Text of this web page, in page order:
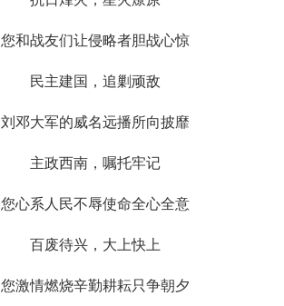
您和战友们让侵略者胆战心惊
民主建国，追剿顽敌
刘邓大军的威名远播所向披靡
主政西南，嘱托牢记
您心系人民不辱使命全心全意
百废待兴，大上快上
您激情燃烧辛勤耕耘只争朝夕